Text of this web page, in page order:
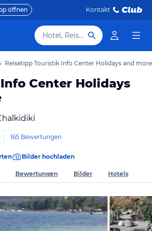
öffnen Kontakt
Hotel, Reiseziel
Reisetipp Touristik Info Center Holidays and more
Center Holidays
165 Bewertungen
Bilder hochladen
Bewertungen Bilder Hotels